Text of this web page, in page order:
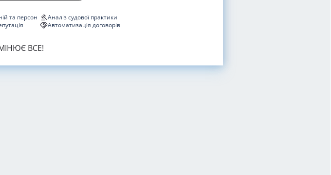
та персон
Аналіз судової практики
Автоматизація договорів
ВСЕ!